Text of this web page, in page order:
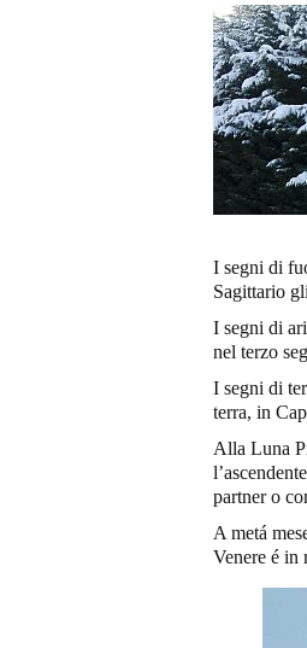
I segni di
Sagittario
I segni di
nel terzo
I segni di
terra, in
Alla Luna
partner o
A metá
Venere é in